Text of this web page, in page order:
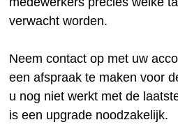
verwacht worden.
Neem contact op met uw
een afspraak te maken voor
u nog niet werkt met de
is een upgrade noodzakelijk.